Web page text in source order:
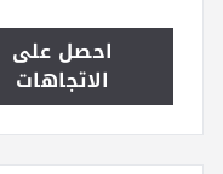
احصل على
الاتجاهات